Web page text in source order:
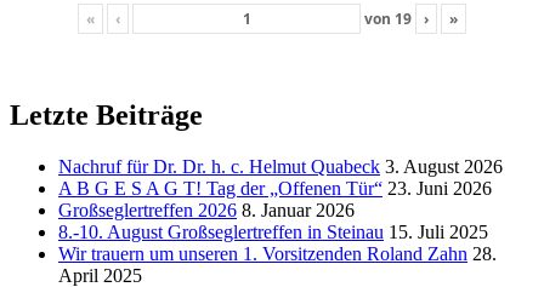
« ‹ von 19 › »
Letzte Beiträge
Nachruf für Dr. Dr. h. c. Helmut Quabeck 3. August 2026
A B G E S A G T! Tag der „Offenen Tür“ 23. Juni 2026
Großseglertreffen 2026 8. Januar 2026
8.-10. August Großseglertreffen in Steinau 15. Juli 2025
Wir trauern um unseren 1. Vorsitzenden Roland Zahn 28.
April 2025